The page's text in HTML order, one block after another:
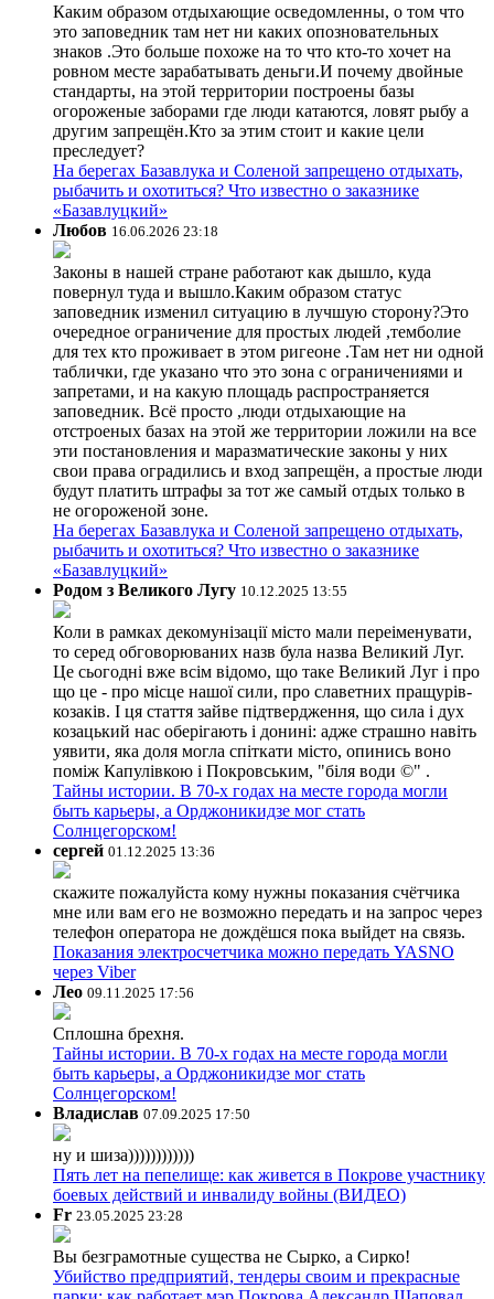
Каким образом отдыхающие осведомленны, о том что
это заповедник там нет ни каких опозновательных
знаков .Это больше похоже на то что кто-то хочет на
ровном месте зарабатывать деньги.И почему двойные
стандарты, на этой территории построены базы
огороженые заборами где люди катаются, ловят рыбу а
другим запрещён.Кто за этим стоит и какие цели
преследует?
На берегах Базавлука и Соленой запрещено отдыхать,
рыбачить и охотиться? Что известно о заказнике
«Базавлуцкий»
Любов 16.06.2026 23:18
Законы в нашей стране работают как дышло, куда
повернул туда и вышло.Каким образом статус
заповедник изменил ситуацию в лучшую сторону?Это
очередное ограничение для простых людей ,темболие
для тех кто проживает в этом ригеоне .Там нет ни одной
таблички, где указано что это зона с ограничениями и
запретами, и на какую площадь распространяется
заповедник. Всё просто ,люди отдыхающие на
отстроеных базах на этой же территории ложили на все
эти постановления и маразматические законы у них
свои права оградились и вход запрещён, а простые люди
будут платить штрафы за тот же самый отдых только в
не огороженой зоне.
На берегах Базавлука и Соленой запрещено отдыхать,
рыбачить и охотиться? Что известно о заказнике
«Базавлуцкий»
Родом з Великого Лугу 10.12.2025 13:55
Коли в рамках декомунізації місто мали переіменувати,
то серед обговорюваних назв була назва Великий Луг.
Це сьогодні вже всім відомо, що таке Великий Луг і про
що це - про місце нашої сили, про славетних пращурів-
козаків. І ця стаття зайве підтвердження, що сила і дух
козацький нас оберігають і донині: адже страшно навіть
уявити, яка доля могла спіткати місто, опинись воно
поміж Капулівкою і Покровським, "біля води ©" .
Тайны истории. В 70-х годах на месте города могли
быть карьеры, а Орджоникидзе мог стать
Солнцегорском!
сергей 01.12.2025 13:36
скажите пожалуйста кому нужны показания счётчика
мне или вам его не возможно передать и на запрос через
телефон оператора не дождёшся пока выйдет на связь.
Показания электросчетчика можно передать YASNO
через Viber
Лео 09.11.2025 17:56
Сплошна брехня.
Тайны истории. В 70-х годах на месте города могли
быть карьеры, а Орджоникидзе мог стать
Солнцегорском!
Владислав 07.09.2025 17:50
ну и шиза))))))))))))
Пять лет на пепелище: как живется в Покрове участнику
боевых действий и инвалиду войны (ВИДЕО)
Fr 23.05.2025 23:28
Вы безграмотные существа не Сырко, а Сирко!
Убийство предприятий, тендеры своим и прекрасные